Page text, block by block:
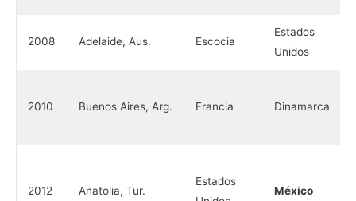
2008 Adelaide, Aus. Escocia
Estados
Unidos
2010 Buenos Aires, Arg. Francia Dinamarca
2012 Anatolia, Tur.
Estados
México